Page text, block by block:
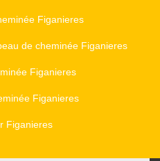
Figanieres
de cheminée Figanieres
Figanieres
Figanieres
Figanieres